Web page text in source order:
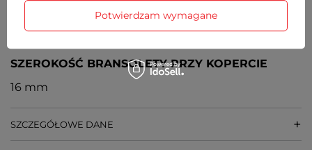
GRUBOŚĆ KOPERTY
SZEROKOŚĆ BRANSOLETY PRZY KOPERCIE
16 mm
SZCZEGÓŁOWE DANE
Potwierdzam wymagane